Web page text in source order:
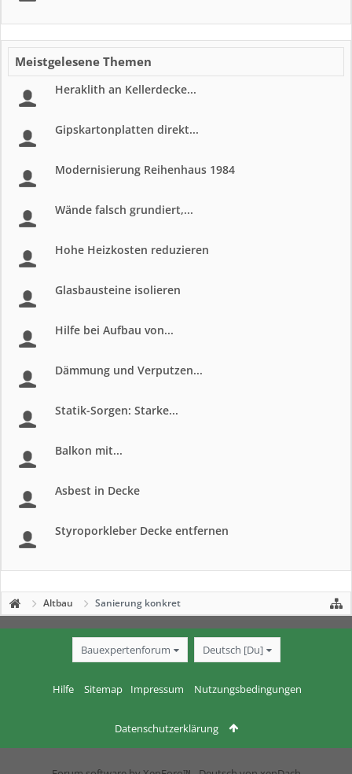
Meistgelesene Themen
Heraklith an Kellerdecke...
Gipskartonplatten direkt...
Modernisierung Reihenhaus 1984
Wände falsch grundiert,...
Hohe Heizkosten reduzieren
Glasbausteine isolieren
Hilfe bei Aufbau von...
Dämmung und Verputzen...
Statik-Sorgen: Starke...
Balkon mit...
Asbest in Decke
Styroporkleber Decke entfernen
Altbau Sanierung konkret
Bauexpertenforum Deutsch [Du]
Hilfe Sitemap Impressum Nutzungsbedingungen
Datenschutzerklärung